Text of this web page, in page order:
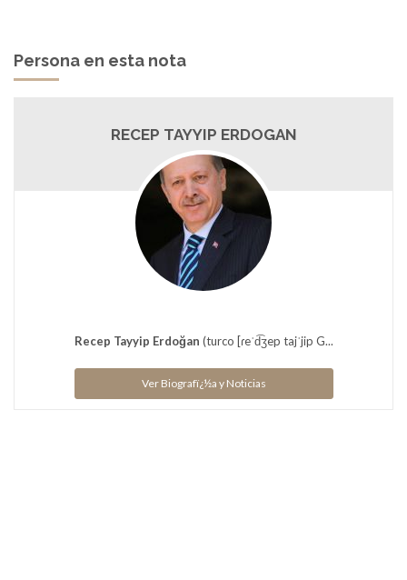
Persona en esta nota
RECEP TAYYIP ERDOGAN
Recep Tayyip Erdoğan (turco [ɾeˈd͡ʒep tajˈjip G...
Ver Biografï¿½a y Noticias